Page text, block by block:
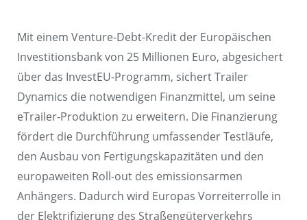
Mit einem Venture-Debt-Kredit der Europäischen
Investitionsbank von 25 Millionen Euro, abgesichert
über das InvestEU-Programm, sichert Trailer
Dynamics die notwendigen Finanzmittel, um seine
eTrailer-Produktion zu erweitern. Die Finanzierung
fördert die Durchführung umfassender Testläufe,
den Ausbau von Fertigungskapazitäten und den
europaweiten Roll-out des emissionsarmen
Anhängers. Dadurch wird Europas Vorreiterrolle in
der Elektrifizierung des Straßengüterverkehrs